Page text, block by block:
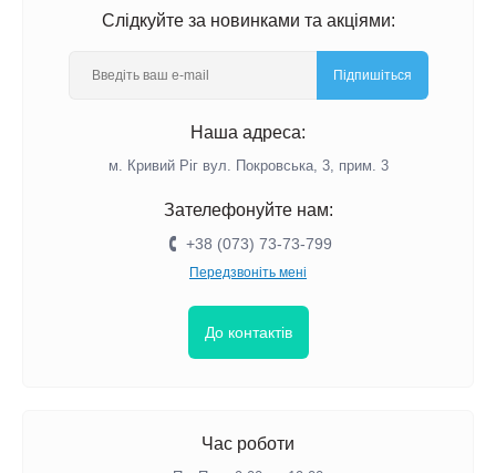
Слідкуйте за новинками та акціями:
Підпишіться
Наша адреса:
м. Кривий Ріг вул. Покровська, 3, прим. 3
Зателефонуйте нам:
+38 (073) 73-73-799
Передзвоніть мені
До контактів
Час роботи